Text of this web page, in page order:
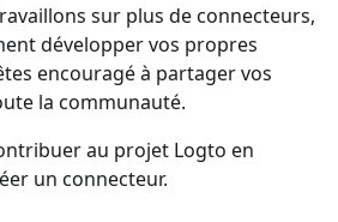
sur plus de connecteurs,
développer vos propres
encouragé à partager vos
la communauté.
au projet Logto en
un connecteur.